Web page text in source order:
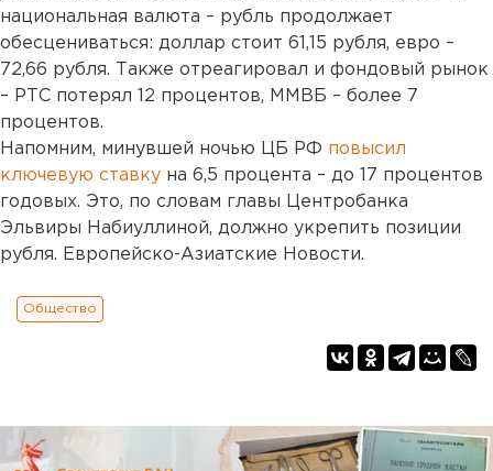
национальная валюта – рубль продолжает
обесцениваться: доллар стоит 61,15 рубля, евро –
72,66 рубля. Также отреагировал и фондовый рынок
– РТС потерял 12 процентов, ММВБ – более 7
процентов.
Напомним, минувшей ночью ЦБ РФ повысил
ключевую ставку на 6,5 процента – до 17 процентов
годовых. Это, по словам главы Центробанка
Эльвиры Набиуллиной, должно укрепить позиции
рубля. Европейско-Азиатские Новости.
Общество